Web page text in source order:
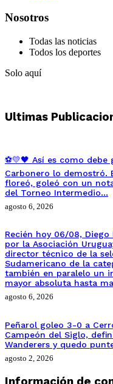
Nosotros
Todas las noticias
Todos los deportes
Solo aquí
Ultimas
⚽💛🖤 Así es como
Carbonero lo demostró.
floreó, goleó con un
del Torneo Intermedio…
agosto 6, 2026
Recién hoy 06/08,
por la Asociación
director técnico de la
Sudamericano de la
también en paralelo un
mayor absoluta hasta
agosto 6, 2026
Peñarol goleo 3-0 a
Campeón del Siglo,
Wanderers y quedo
agosto 2, 2026